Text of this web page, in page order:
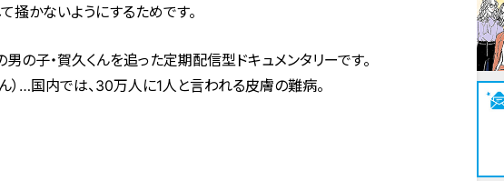
掻かないようにするためです。
の子・賀久くんを追った定期配信型ドキュメンタリーです。
）…国内では、30万人に1人と言われる皮膚の難病。